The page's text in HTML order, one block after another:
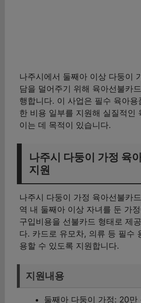
나주시에서 둘째아 이상 다둥이
담을 덜어주기 위해 육아선불카
행합니다. 이 사업은 필수 육아용
한 비용 일부를 지원해 실질적인
이는 데 목적이 있습니다.
나주시 다둥이 가정 육
지원
나주시 다둥이 가정 육아선불카
역 내 둘째아 이상 자녀를 둔 가
구입비용을 선불카드 형태로 제
다. 카드로 유모차, 의류 등 필수
용할 수 있도록 지원합니다.
지원내용
둘째아 다둥이 가정: 20만